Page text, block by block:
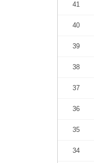
41
40
39
38
37
36
35
34